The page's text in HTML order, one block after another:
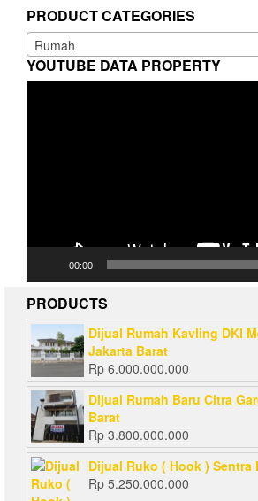
PRODUCT CATEGORIES
Rumah
YOUTUBE DATA PROPERTY
00:00
PRODUCTS
Dijual Rumah Kavling DKI
Jakarta Barat
Rp 6.000.000.000
Dijual Rumah Baru Citra
Barat
Rp 3.800.000.000
Dijual Ruko ( Hook )
Rp 5.250.000.000